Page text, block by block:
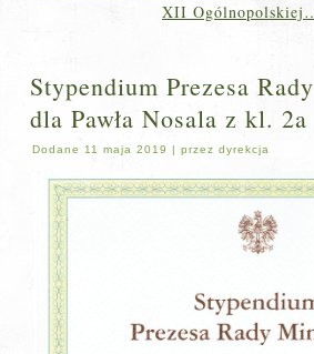
XII
Stypendium Prezesa
dla Pawła Nosala z kl. 2a
Dodane 11 maja 2019 |przez dyrekcja